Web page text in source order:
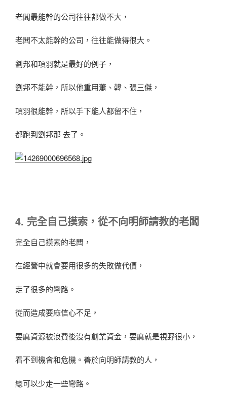
老闆最能幹的公司往往都做不大，
老闆不太能幹的公司，往往能做得很大。
劉邦和項羽就是最好的例子，
劉邦不能幹，所以他重用蕭、韓、張三傑，
項羽很能幹，所以手下能人都留不住，
都跑到劉邦那 去了。
4. 完全自己摸索，從不向明師請教的老闆
完全自己摸索的老闆，
在經營中就會要用很多的失敗做代價，
走了很多的彎路。
從而造成要麻信心不足，
要麻資源被浪費後沒有創業資金，要麻就是視野很小，
看不到機會和危機。善於向明師請教的人，
總可以少走一些彎路。